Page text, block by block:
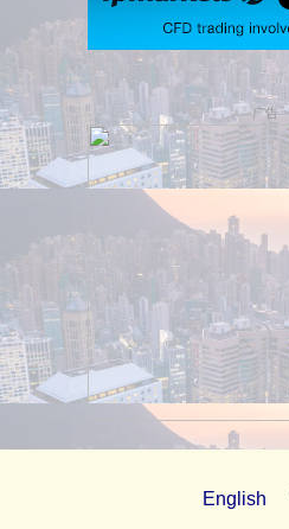
广告
English